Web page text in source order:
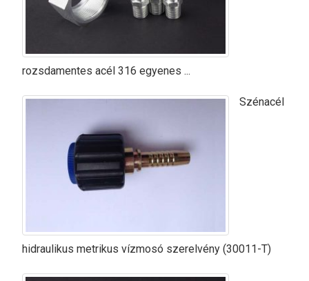
rozsdamentes acél 316 egyenes ...
Szénacél
hidraulikus metrikus vízmosó szerelvény (30011-T)